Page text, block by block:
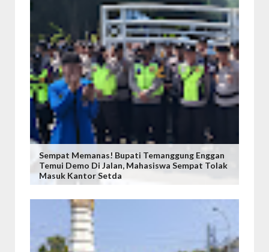
Sempat Memanas! Bupati Temanggung Enggan
Temui Demo Di Jalan, Mahasiswa Sempat Tolak
Masuk Kantor Setda